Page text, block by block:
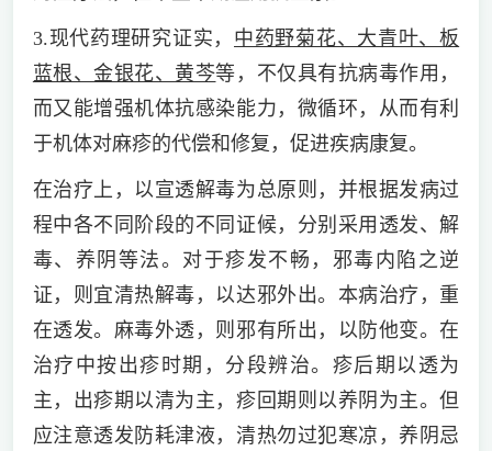
3.现代药理研究证实， 中药野菊花、大青叶、板
蓝根、金银花、黄芩等，不仅具有抗病毒作用，
而又能增强机体抗感染能力，微循环，从而有利
于机体对麻疹的代偿和修复，促进疾病康复。
在治疗上，以宣透解毒为总原则，并根据发病过
程中各不同阶段的不同证候，分别采用透发、解
毒、养阴等法。对于疹发不畅，邪毒内陷之逆
证，则宜清热解毒，以达邪外出。本病治疗，重
在透发。麻毒外透，则邪有所出，以防他变。在
治疗中按出疹时期，分段辨治。疹后期以透为
主，出疹期以清为主，疹回期则以养阴为主。但
应注意透发防耗津液，清热勿过犯寒凉，养阴忌